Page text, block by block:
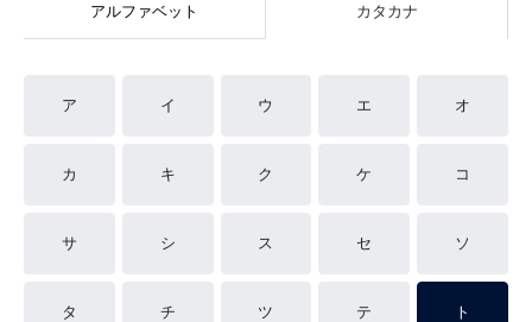
アルファベット カタカナ
ア イ ウ エ オ
カ キ ク ケ コ
サ シ ス セ ソ
タ チ ツ テ ト